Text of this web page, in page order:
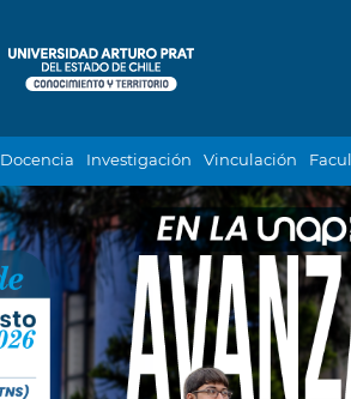
Docencia Investigación Vinculación